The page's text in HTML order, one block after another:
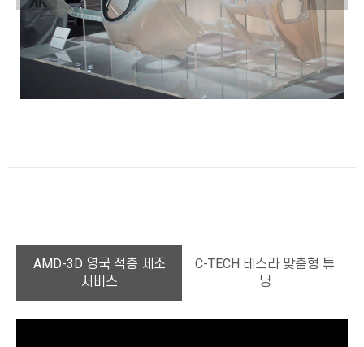
AMD-3D 영국 적층 제조
서비스
C-TECH 테스라 맞춤형 튜
닝